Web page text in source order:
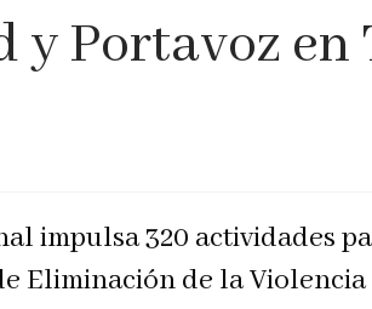
y Portavoz en
impulsa 320 actividades
Eliminación de la